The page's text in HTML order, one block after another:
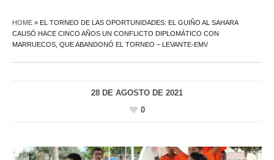
HOME » EL TORNEO DE LAS OPORTUNIDADES: EL GUIÑO AL SAHARA
CAUSÓ HACE CINCO AÑOS UN CONFLICTO DIPLOMÁTICO CON
MARRUECOS, QUE ABANDONÓ EL TORNEO – LEVANTE-EMV
28 DE AGOSTO DE 2021
0